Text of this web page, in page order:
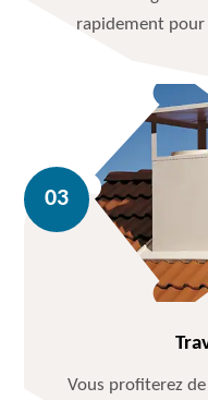
rapidement pour
Vous profiterez